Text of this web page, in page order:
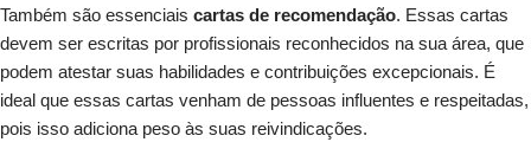
Também são essenciais cartas de recomendação. Essas cartas
devem ser escritas por profissionais reconhecidos na sua área, que
podem atestar suas habilidades e contribuições excepcionais. É
ideal que essas cartas venham de pessoas influentes e respeitadas,
pois isso adiciona peso às suas reivindicações.